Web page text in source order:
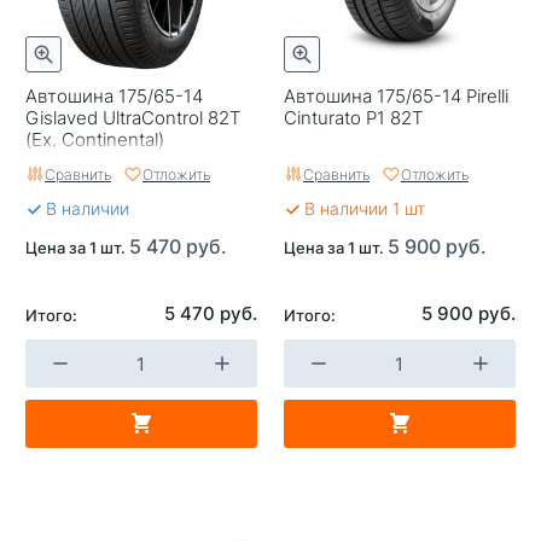
Автошина 175/65-14
Gislaved UltraControl 82T
(Ex. Continental)
Сравнить Отложить
В наличии
Цена за 1 шт. 5 470 руб.
Итого: 5 470 руб.
Автошина 175/65-14 Pirelli
Cinturato P1 82T
Сравнить Отложить
В наличии 1 шт
Цена за 1 шт. 5 900 руб.
Итого: 5 900 руб.